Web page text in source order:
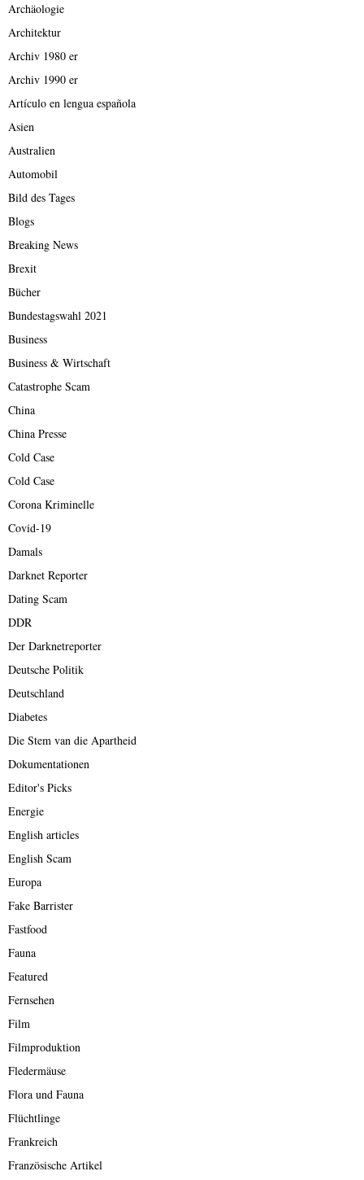
Archäologie
Architektur
Archiv 1980 er
Archiv 1990 er
Artículo en lengua española
Asien
Australien
Automobil
Bild des Tages
Blogs
Breaking News
Brexit
Bücher
Bundestagswahl 2021
Business
Business & Wirtschaft
Catastrophe Scam
China
China Presse
Cold Case
Cold Case
Corona Kriminelle
Covid-19
Damals
Darknet Reporter
Dating Scam
DDR
Der Darknetreporter
Deutsche Politik
Deutschland
Diabetes
Die Stem van die Apartheid
Dokumentationen
Editor's Picks
Energie
English articles
English Scam
Europa
Fake Barrister
Fastfood
Fauna
Featured
Fernsehen
Film
Filmproduktion
Fledermäuse
Flora und Fauna
Flüchtlinge
Frankreich
Französische Artikel